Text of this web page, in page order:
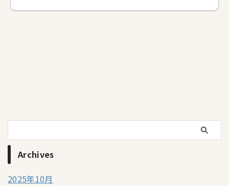
Archives
2025年10月